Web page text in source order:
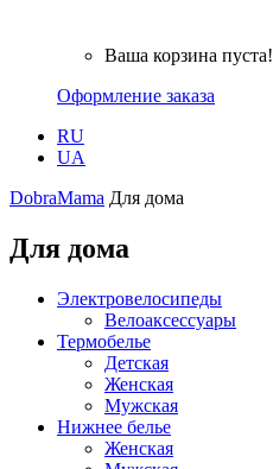
Ваша корзина пуста!
Оформление заказа
RU
UA
DobraMama Для дома
Для дома
Электровелосипеды
Велоаксессуары
Термобелье
Детская
Женская
Мужская
Нижнее белье
Женская